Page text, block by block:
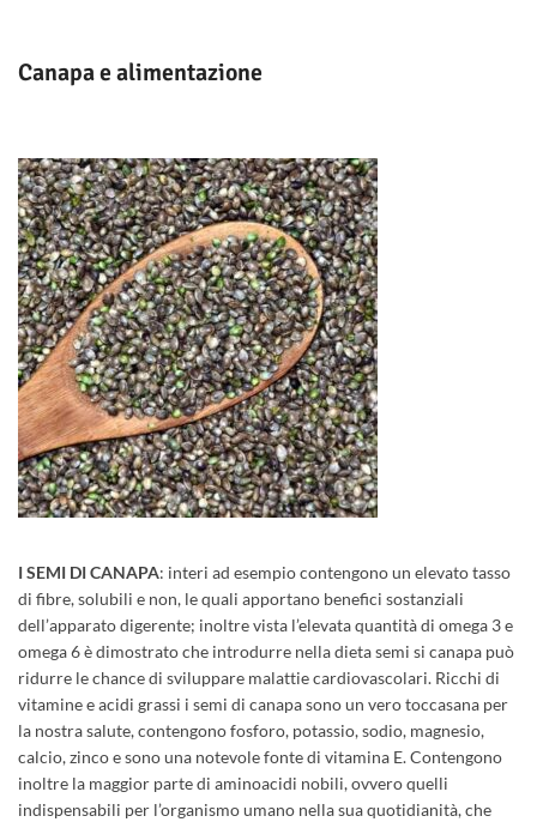
Canapa e alimentazione
I SEMI DI CANAPA: interi ad esempio contengono un elevato tasso
di fibre, solubili e non, le quali apportano benefici sostanziali
dell’apparato digerente; inoltre vista l’elevata quantità di omega 3 e
omega 6 è dimostrato che introdurre nella dieta semi si canapa può
ridurre le chance di sviluppare malattie cardiovascolari. Ricchi di
vitamine e acidi grassi i semi di canapa sono un vero toccasana per
la nostra salute, contengono fosforo, potassio, sodio, magnesio,
calcio, zinco e sono una notevole fonte di vitamina E. Contengono
inoltre la maggior parte di aminoacidi nobili, ovvero quelli
indispensabili per l’organismo umano nella sua quotidianità, che